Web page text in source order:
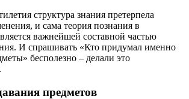
структура знания претерпела
и сама теория познания в
важнейшей составной частью
И спрашивать «Кто придумал именно
бесполезно – делали это
предметов